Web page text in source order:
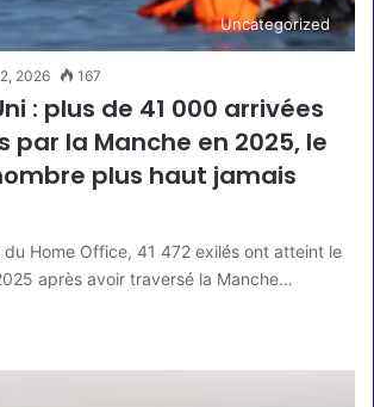
Uncategorized
2026 167
: plus de 41 000 arrivées
par la Manche en 2025, le
plus haut jamais
du Home Office, 41 472 exilés ont atteint le
après avoir traversé la Manche…